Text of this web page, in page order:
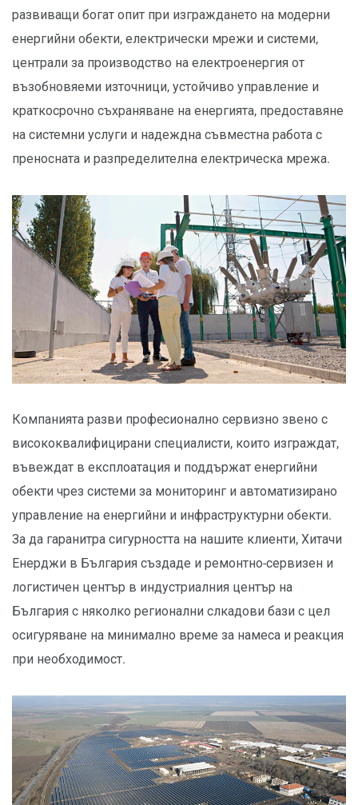
развиващи богат опит при изграждането на модерни
енергийни обекти, електрически мрежи и системи,
централи за производство на електроенергия от
възобновяеми източници, устойчиво управление и
краткосрочно съхраняване на енергията, предоставяне
на системни услуги и надеждна съвместна работа с
преносната и разпределителна електрическа мрежа.
Компанията разви профeсионално сервизно звено с
висококвалифицирани специалисти, които изграждат,
въвеждат в експлоатация и поддържат енергийни
обекти чрез системи за мониторинг и автоматизирано
управление на енергийни и инфраструктурни обекти.
За да гаранитра сигурността на нашите клиенти, Хитачи
Енерджи в България създаде и ремонтно-сервизен и
логистичен център в индустриалния център на
България с няколко регионални слкадови бази с цел
осигуряване на минимално време за намеса и реакция
при необходимост.